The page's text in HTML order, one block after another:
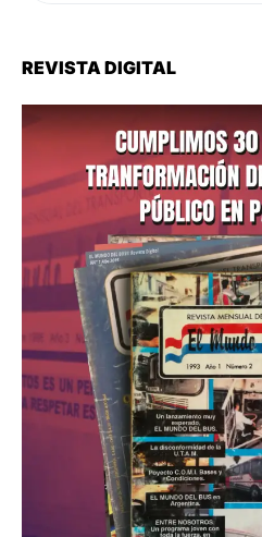
REVISTA DIGITAL